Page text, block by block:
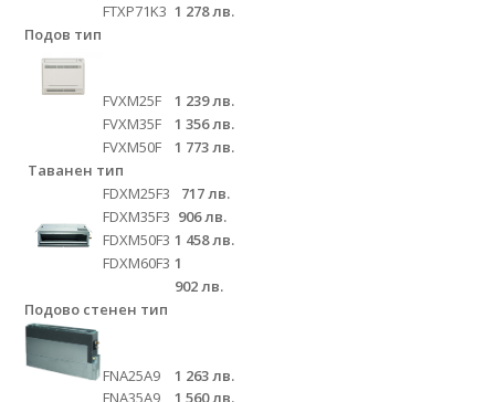
FTXP71K3 1 278 лв.
Подов тип
FVXM25F
1 239 лв.
FVXM35F
1 356 лв.
FVXM50F
1 773 лв.
Таванен тип
FDXM25F3
717 лв.
FDXM35F3 906 лв.
FDXM50F3 1 458 лв.
FDXM60F3 1
902 лв.
Подово стенен тип
FNА25A9
1 263 лв.
FNА35A9
1 560 лв.